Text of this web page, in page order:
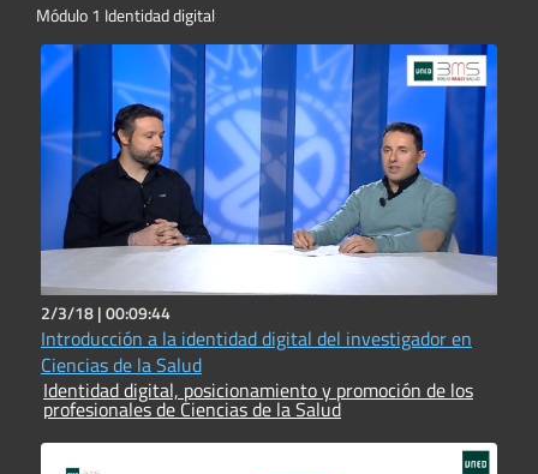
Módulo 1 Identidad digital
2/3/18 |00:09:44
Introducción a la identidad digital del investigador en
Ciencias de la Salud
Identidad digital, posicionamiento y promoción de los
profesionales de Ciencias de la Salud